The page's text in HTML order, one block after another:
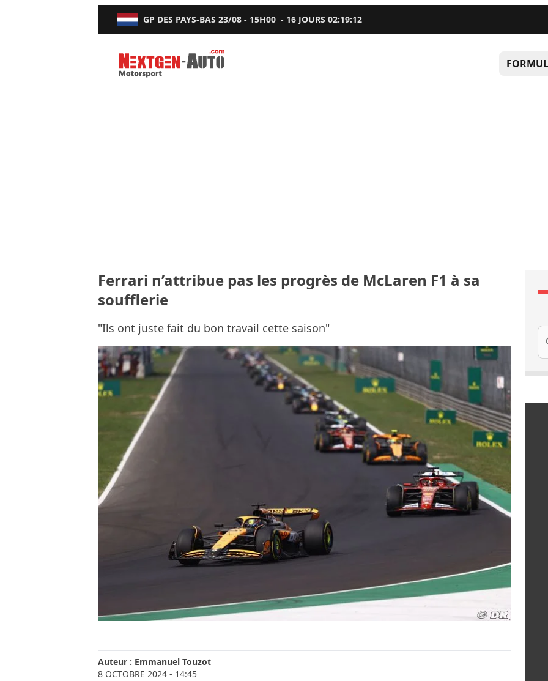
GP DES PAYS-BAS 23/08 - 15H00 - 16 JOURS02:19:11
Nextgen-Auto.com
Ferrari n’attribue pas les progrès de McLaren F1 à sa
soufflerie
"Ils ont juste fait du bon travail cette saison"
Auteur : Emmanuel Touzot
8 OCTOBRE 2024 - 14:45